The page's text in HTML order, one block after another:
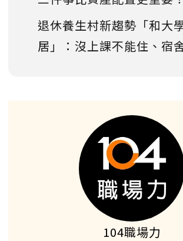
退休養生村新趨勢「和大
居」：沒上課不能住、宿
104職場力